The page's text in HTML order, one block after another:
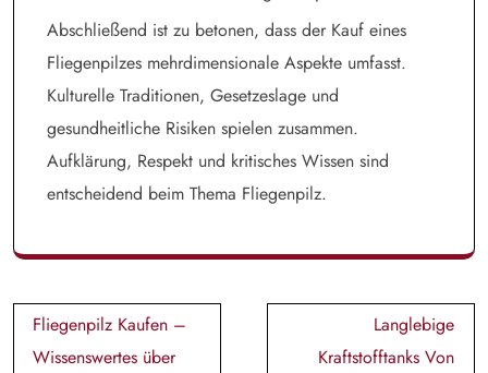
Abschließend ist zu betonen, dass der Kauf eines
Fliegenpilzes mehrdimensionale Aspekte umfasst.
Kulturelle Traditionen, Gesetzeslage und
gesundheitliche Risiken spielen zusammen.
Aufklärung, Respekt und kritisches Wissen sind
entscheidend beim Thema Fliegenpilz.
Post
navigation
Fliegenpilz Kaufen –
Wissenswertes über
Langlebige
Kraftstofftanks Von